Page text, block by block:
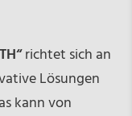
richtet sich an
Lösungen
kann von